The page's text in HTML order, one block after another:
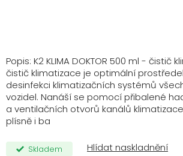
Popis: K2 KLIMA DOKTOR 500 ml - čistič
čistič klimatizace je optimální
desinfekci klimatizačních systémů
vozidel. Nanáší se pomocí přibalené
a ventilačních otvorů kanálů
plísně i ba
Skladem